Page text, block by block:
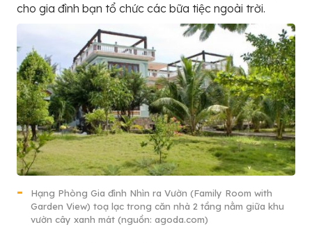
cho gia đình bạn tổ chức các bữa tiệc ngoài trời.
Hạng Phòng Gia đình Nhìn ra Vườn (Family Room with
Garden View) toạ lạc trong căn nhà 2 tầng nằm giữa khu
vườn cây xanh mát (nguồn: agoda.com)